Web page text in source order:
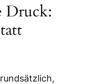
Druck: